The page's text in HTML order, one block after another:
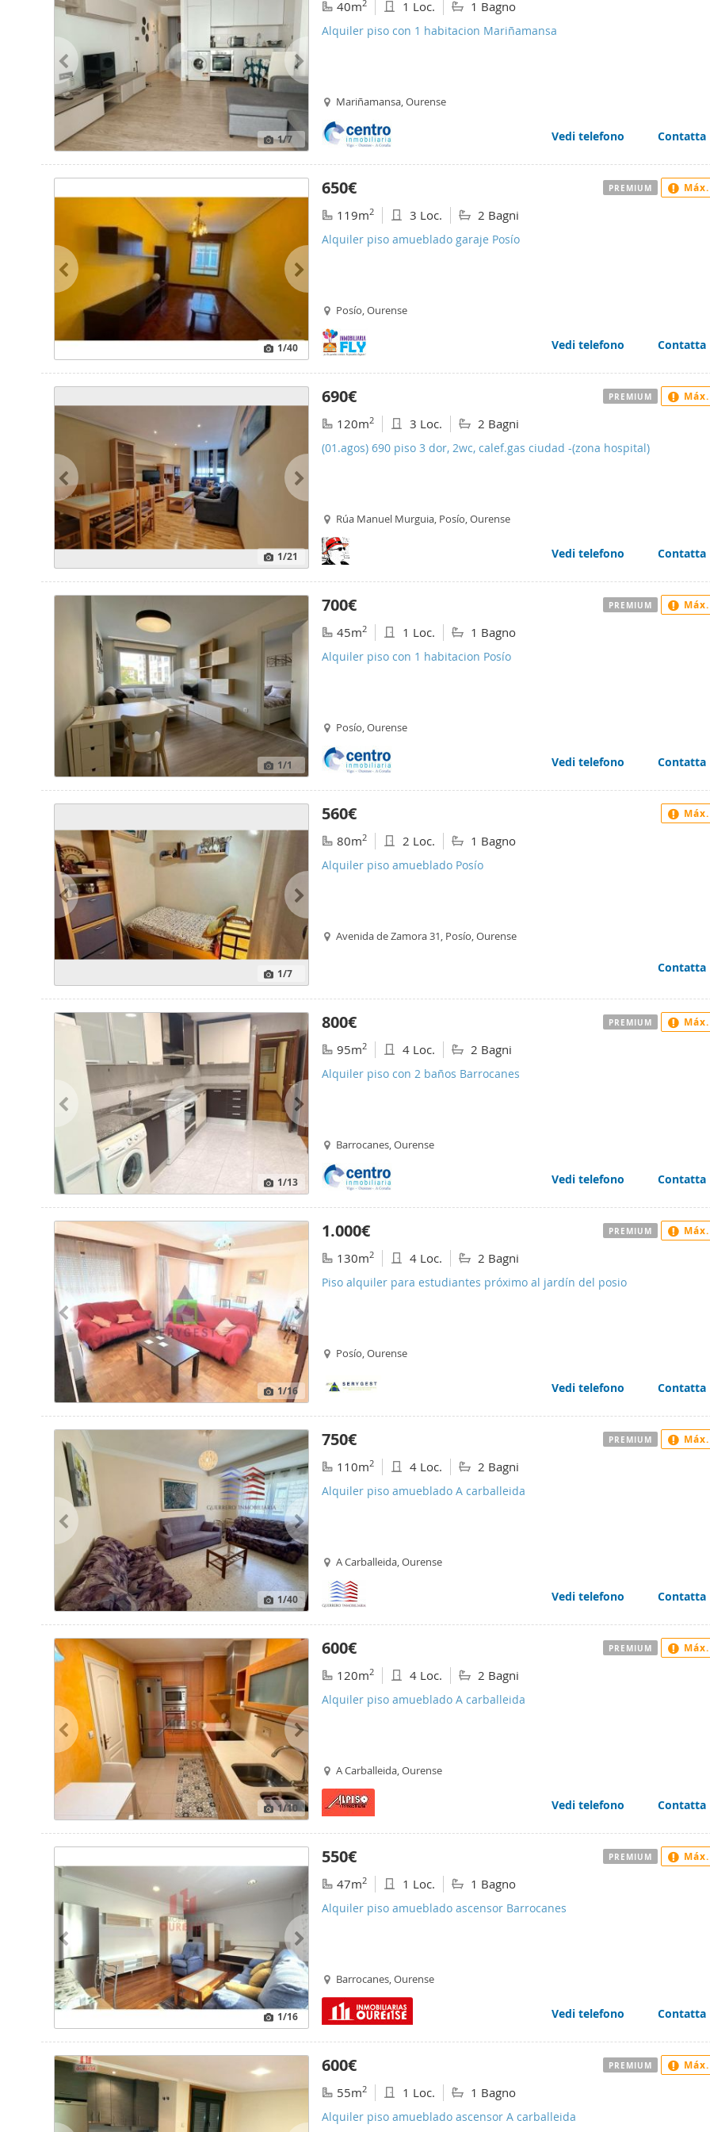
1/7
40m2 1 Loc. 1 Bagno
Alquiler piso con 1 habitacion Mariñamansa
Mariñamansa, Ourense
Vedi telefono Contatta
1/40
650€
119m2 3 Loc. 2 Bagni
Alquiler piso amueblado garaje Posío
Posío, Ourense
Vedi telefono Contatta
PREMIUM
1/21
690€
120m2 3 Loc. 2 Bagni
(01.agos) 690 piso 3 dor, 2wc, calef.gas ciudad -(zona hospital)
Rúa Manuel Murguia, Posío, Ourense
Vedi telefono Contatta
PREMIUM
1/1
700€
45m2 1 Loc. 1 Bagno
Alquiler piso con 1 habitacion Posío
Posío, Ourense
Vedi telefono Contatta
PREMIUM
1/7
560€
80m2 2 Loc. 1 Bagno
Alquiler piso amueblado Posío
Avenida de Zamora 31, Posío, Ourense
Contatta
1/13
800€
95m2 4 Loc. 2 Bagni
Alquiler piso con 2 baños Barrocanes
Barrocanes, Ourense
Vedi telefono Contatta
PREMIUM
1/16
1.000€
130m2 4 Loc. 2 Bagni
Piso alquiler para estudiantes próximo al jardín del posio
Posío, Ourense
Vedi telefono Contatta
PREMIUM
1/40
750€
110m2 4 Loc. 2 Bagni
Alquiler piso amueblado A carballeida
A Carballeida, Ourense
Vedi telefono Contatta
PREMIUM
1/10
600€
120m2 4 Loc. 2 Bagni
Alquiler piso amueblado A carballeida
A Carballeida, Ourense
Vedi telefono Contatta
PREMIUM
1/16
550€
47m2 1 Loc. 1 Bagno
Alquiler piso amueblado ascensor Barrocanes
Barrocanes, Ourense
Vedi telefono Contatta
PREMIUM
600€
55m2 1 Loc. 1 Bagno
Alquiler piso amueblado ascensor A carballeida
PREMIUM